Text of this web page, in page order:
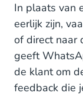
In plaats van
eerlijk zijn,
of direct naar
geeft
de klant om
feedback die